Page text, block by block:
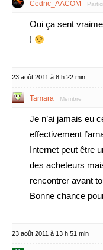
Cedric_AACOM
Oui ça sent
!
23 août 2011 à 8 h 22 min
Tamara Membre
Je n’ai jamais eu
effectivement
Internet peut être
des acheteurs
rencontrer avant
Bonne chance
23 août 2011 à 13 h 51 min